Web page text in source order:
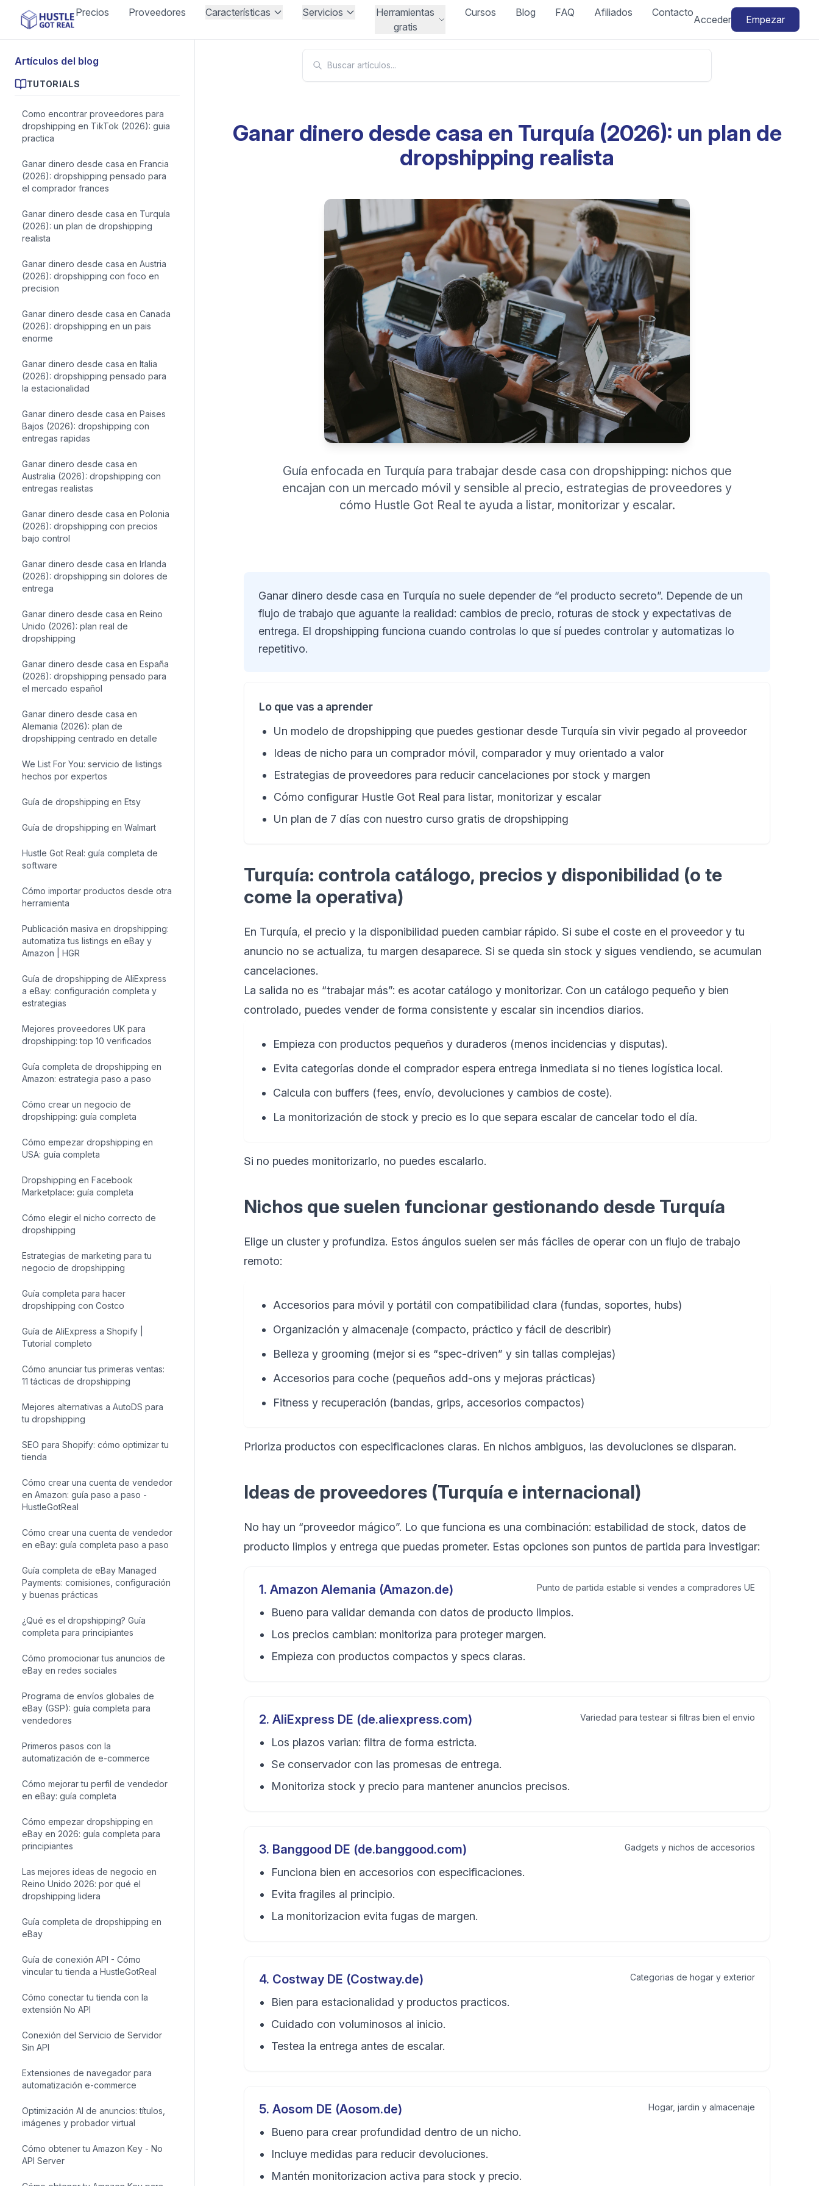
Precios Proveedores Características Servicios
Herramientas
gratis
Cursos Blog FAQ Afiliados Contacto
Acceder Empezar
Artículos del blog
TUTORIALS
Como encontrar proveedores para
dropshipping en TikTok (2026): guia
practica
Ganar dinero desde casa en Francia
(2026): dropshipping pensado para
el comprador frances
Ganar dinero desde casa en Turquía
(2026): un plan de dropshipping
realista
Ganar dinero desde casa en Austria
(2026): dropshipping con foco en
precision
Ganar dinero desde casa en Canada
(2026): dropshipping en un pais
enorme
Ganar dinero desde casa en Italia
(2026): dropshipping pensado para
la estacionalidad
Ganar dinero desde casa en Paises
Bajos (2026): dropshipping con
entregas rapidas
Ganar dinero desde casa en
Australia (2026): dropshipping con
entregas realistas
Ganar dinero desde casa en Polonia
(2026): dropshipping con precios
bajo control
Ganar dinero desde casa en Irlanda
(2026): dropshipping sin dolores de
entrega
Ganar dinero desde casa en Reino
Unido (2026): plan real de
dropshipping
Ganar dinero desde casa en España
(2026): dropshipping pensado para
el mercado español
Ganar dinero desde casa en
Alemania (2026): plan de
dropshipping centrado en detalle
We List For You: servicio de listings
hechos por expertos
Guía de dropshipping en Etsy
Guía de dropshipping en Walmart
Hustle Got Real: guía completa de
software
Cómo importar productos desde otra
herramienta
Publicación masiva en dropshipping:
automatiza tus listings en eBay y
Amazon | HGR
Guía de dropshipping de AliExpress
a eBay: configuración completa y
estrategias
Mejores proveedores UK para
dropshipping: top 10 verificados
Guía completa de dropshipping en
Amazon: estrategia paso a paso
Cómo crear un negocio de
dropshipping: guía completa
Cómo empezar dropshipping en
USA: guía completa
Dropshipping en Facebook
Marketplace: guía completa
Cómo elegir el nicho correcto de
dropshipping
Estrategias de marketing para tu
negocio de dropshipping
Guía completa para hacer
dropshipping con Costco
Guía de AliExpress a Shopify |
Tutorial completo
Cómo anunciar tus primeras ventas:
11 tácticas de dropshipping
Mejores alternativas a AutoDS para
tu dropshipping
SEO para Shopify: cómo optimizar tu
tienda
Cómo crear una cuenta de vendedor
en Amazon: guía paso a paso -
HustleGotReal
Cómo crear una cuenta de vendedor
en eBay: guía completa paso a paso
Guía completa de eBay Managed
Payments: comisiones, configuración
y buenas prácticas
¿Qué es el dropshipping? Guía
completa para principiantes
Cómo promocionar tus anuncios de
eBay en redes sociales
Programa de envíos globales de
eBay (GSP): guía completa para
vendedores
Primeros pasos con la
automatización de e-commerce
Cómo mejorar tu perfil de vendedor
en eBay: guía completa
Cómo empezar dropshipping en
eBay en 2026: guía completa para
principiantes
Las mejores ideas de negocio en
Reino Unido 2026: por qué el
dropshipping lidera
Guía completa de dropshipping en
eBay
Guía de conexión API - Cómo
vincular tu tienda a HustleGotReal
Cómo conectar tu tienda con la
extensión No API
Conexión del Servicio de Servidor
Sin API
Extensiones de navegador para
automatización e-commerce
Optimización AI de anuncios: títulos,
imágenes y probador virtual
Cómo obtener tu Amazon Key - No
API Server
Ganar dinero desde casa en Turquía (2026): un plan de
dropshipping realista
Guía enfocada en Turquía para trabajar desde casa con dropshipping: nichos que
encajan con un mercado móvil y sensible al precio, estrategias de proveedores y
cómo Hustle Got Real te ayuda a listar, monitorizar y escalar.
Ganar dinero desde casa en Turquía no suele depender de “el producto secreto”. Depende de un
flujo de trabajo que aguante la realidad: cambios de precio, roturas de stock y expectativas de
entrega. El dropshipping funciona cuando controlas lo que sí puedes controlar y automatizas lo
repetitivo.
Lo que vas a aprender
Un modelo de dropshipping que puedes gestionar desde Turquía sin vivir pegado al proveedor
Ideas de nicho para un comprador móvil, comparador y muy orientado a valor
Estrategias de proveedores para reducir cancelaciones por stock y margen
Cómo configurar Hustle Got Real para listar, monitorizar y escalar
Un plan de 7 días con nuestro curso gratis de dropshipping
Turquía: controla catálogo, precios y disponibilidad (o te
come la operativa)
En Turquía, el precio y la disponibilidad pueden cambiar rápido. Si sube el coste en el proveedor y tu
anuncio no se actualiza, tu margen desaparece. Si se queda sin stock y sigues vendiendo, se acumulan
cancelaciones.
La salida no es “trabajar más”: es acotar catálogo y monitorizar. Con un catálogo pequeño y bien
controlado, puedes vender de forma consistente y escalar sin incendios diarios.
Empieza con productos pequeños y duraderos (menos incidencias y disputas).
Evita categorías donde el comprador espera entrega inmediata si no tienes logística local.
Calcula con buffers (fees, envío, devoluciones y cambios de coste).
La monitorización de stock y precio es lo que separa escalar de cancelar todo el día.
Si no puedes monitorizarlo, no puedes escalarlo.
Nichos que suelen funcionar gestionando desde Turquía
Elige un cluster y profundiza. Estos ángulos suelen ser más fáciles de operar con un flujo de trabajo
remoto:
Accesorios para móvil y portátil con compatibilidad clara (fundas, soportes, hubs)
Organización y almacenaje (compacto, práctico y fácil de describir)
Belleza y grooming (mejor si es “spec-driven” y sin tallas complejas)
Accesorios para coche (pequeños add-ons y mejoras prácticas)
Fitness y recuperación (bandas, grips, accesorios compactos)
Prioriza productos con especificaciones claras. En nichos ambiguos, las devoluciones se disparan.
Ideas de proveedores (Turquía e internacional)
No hay un “proveedor mágico”. Lo que funciona es una combinación: estabilidad de stock, datos de
producto limpios y entrega que puedas prometer. Estas opciones son puntos de partida para investigar:
1. Amazon Alemania (Amazon.de) Punto de partida estable si vendes a compradores UE
Bueno para validar demanda con datos de producto limpios.
Los precios cambian: monitoriza para proteger margen.
Empieza con productos compactos y specs claras.
2. AliExpress DE (de.aliexpress.com) Variedad para testear si filtras bien el envio
Los plazos varian: filtra de forma estricta.
Se conservador con las promesas de entrega.
Monitoriza stock y precio para mantener anuncios precisos.
3. Banggood DE (de.banggood.com) Gadgets y nichos de accesorios
Funciona bien en accesorios con especificaciones.
Evita fragiles al principio.
La monitorizacion evita fugas de margen.
4. Costway DE (Costway.de) Categorias de hogar y exterior
Bien para estacionalidad y productos practicos.
Cuidado con voluminosos al inicio.
Testea la entrega antes de escalar.
5. Aosom DE (Aosom.de) Hogar, jardin y almacenaje
Bueno para crear profundidad dentro de un nicho.
Incluye medidas para reducir devoluciones.
Mantén monitorizacion activa para stock y precio.